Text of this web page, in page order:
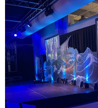
Organisation d’une